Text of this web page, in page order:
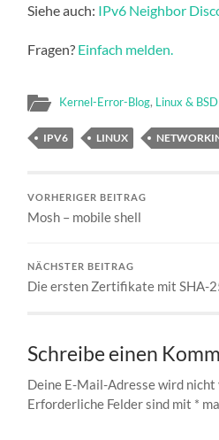
Siehe auch: IPv6 Neighbor
Fragen? Einfach melden.
Kernel-Error-Blog, Linux & BSD
IPV6 LINUX
VORHERIGER BEITRAG
Mosh – mobile shell
NÄCHSTER BEITRAG
Die ersten Zertifikate mit SHA-
Schreibe einen
Deine E-Mail-Adresse wird
Erforderliche Felder sind mit *